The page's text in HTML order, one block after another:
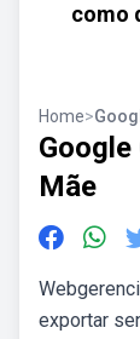
como
Home>
Google
Mãe
exportar